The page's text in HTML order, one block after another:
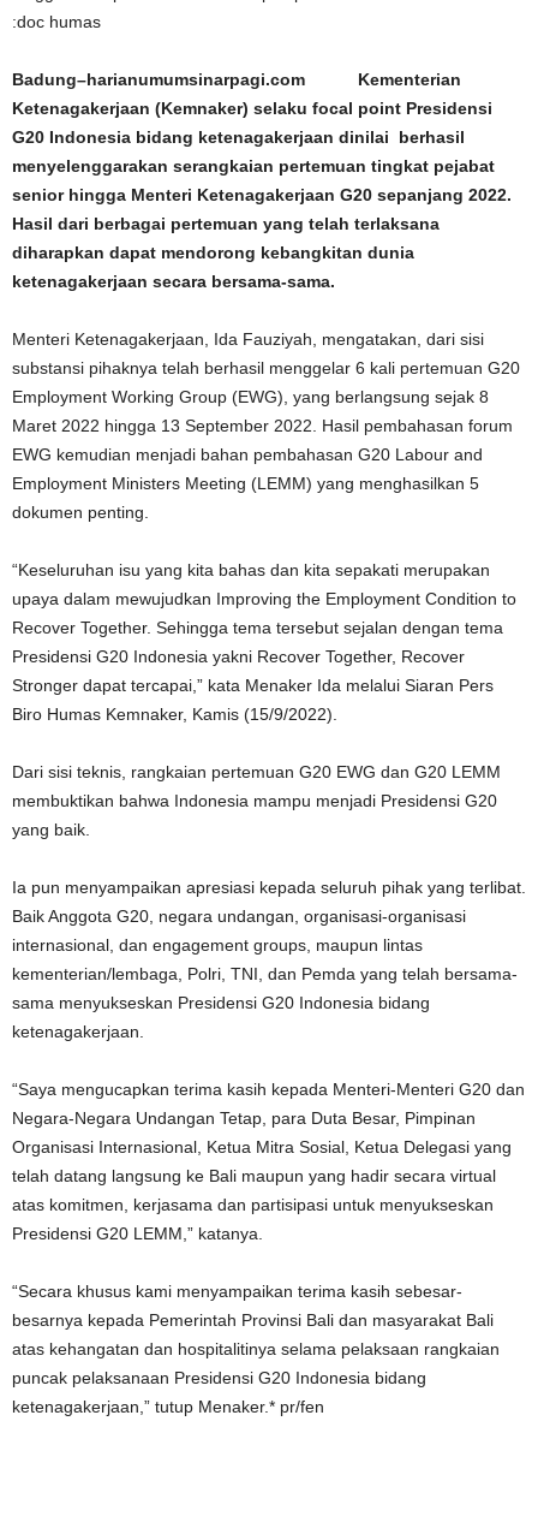
:doc humas
Badung–harianumumsinarpagi.com Kementerian
Ketenagakerjaan (Kemnaker) selaku focal point Presidensi
G20 Indonesia bidang ketenagakerjaan dinilai berhasil
menyelenggarakan serangkaian pertemuan tingkat pejabat
senior hingga Menteri Ketenagakerjaan G20 sepanjang 2022.
Hasil dari berbagai pertemuan yang telah terlaksana
diharapkan dapat mendorong kebangkitan dunia
ketenagakerjaan secara bersama-sama.
Menteri Ketenagakerjaan, Ida Fauziyah, mengatakan, dari sisi
substansi pihaknya telah berhasil menggelar 6 kali pertemuan G20
Employment Working Group (EWG), yang berlangsung sejak 8
Maret 2022 hingga 13 September 2022. Hasil pembahasan forum
EWG kemudian menjadi bahan pembahasan G20 Labour and
Employment Ministers Meeting (LEMM) yang menghasilkan 5
dokumen penting.
“Keseluruhan isu yang kita bahas dan kita sepakati merupakan
upaya dalam mewujudkan Improving the Employment Condition to
Recover Together. Sehingga tema tersebut sejalan dengan tema
Presidensi G20 Indonesia yakni Recover Together, Recover
Stronger dapat tercapai,” kata Menaker Ida melalui Siaran Pers
Biro Humas Kemnaker, Kamis (15/9/2022).
Dari sisi teknis, rangkaian pertemuan G20 EWG dan G20 LEMM
membuktikan bahwa Indonesia mampu menjadi Presidensi G20
yang baik.
Ia pun menyampaikan apresiasi kepada seluruh pihak yang terlibat.
Baik Anggota G20, negara undangan, organisasi-organisasi
internasional, dan engagement groups, maupun lintas
kementerian/lembaga, Polri, TNI, dan Pemda yang telah bersama-
sama menyukseskan Presidensi G20 Indonesia bidang
ketenagakerjaan.
“Saya mengucapkan terima kasih kepada Menteri-Menteri G20 dan
Negara-Negara Undangan Tetap, para Duta Besar, Pimpinan
Organisasi Internasional, Ketua Mitra Sosial, Ketua Delegasi yang
telah datang langsung ke Bali maupun yang hadir secara virtual
atas komitmen, kerjasama dan partisipasi untuk menyukseskan
Presidensi G20 LEMM,” katanya.
“Secara khusus kami menyampaikan terima kasih sebesar-
besarnya kepada Pemerintah Provinsi Bali dan masyarakat Bali
atas kehangatan dan hospitalitinya selama pelaksaan rangkaian
puncak pelaksanaan Presidensi G20 Indonesia bidang
ketenagakerjaan,” tutup Menaker.* pr/fen